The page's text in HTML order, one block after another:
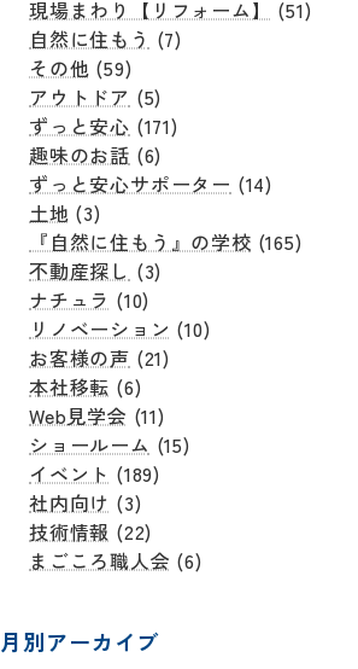
現場まわり【リフォーム】
(51)
自然に住もう (7)
その他 (59)
アウトドア (5)
ずっと安心 (171)
趣味のお話 (6)
ずっと安心サポーター (14)
土地 (3)
『自然に住もう』の学校 (165)
不動産探し (3)
ナチュラ (10)
リノベーション (10)
お客様の声 (21)
本社移転 (6)
Web見学会 (11)
ショールーム (15)
イベント (189)
社内向け (3)
技術情報 (22)
まごころ職人会 (6)
月別アーカイブ